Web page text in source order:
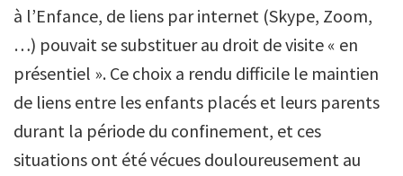
à l’Enfance, de liens par internet (Skype, Zoom,
…) pouvait se substituer au droit de visite « en
présentiel ». Ce choix a rendu difficile le maintien
de liens entre les enfants placés et leurs parents
durant la période du confinement, et ces
situations ont été vécues douloureusement au